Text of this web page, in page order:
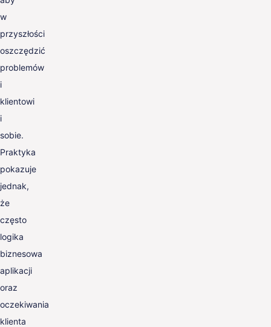
w
przyszłości
oszczędzić
problemów
i
klientowi
i
sobie.
Praktyka
pokazuje
jednak,
że
często
logika
biznesowa
aplikacji
oraz
oczekiwania
klienta